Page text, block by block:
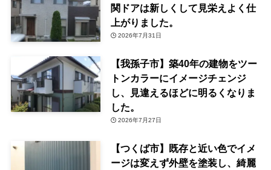
関ドアは新しくして見栄えよく仕
上がりました。
2026年7月31日
【我孫子市】築40年の建物をツー
トンカラーにイメージチェンジ
し、見違えるほどに明るくなりま
した。
2026年7月27日
【つくば市】既存と近い色でイメ
ージは変えず外壁を塗装し、綺麗